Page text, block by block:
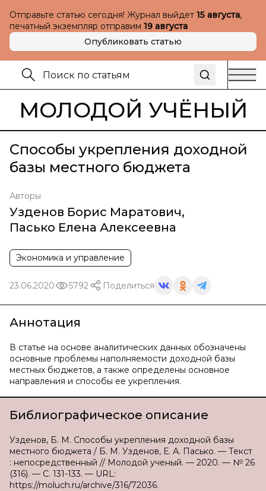
Отправьте статью сегодня! Журнал выйдет 15 августа,
печатный экземпляр отправим 19 августа
Опубликовать статью
МОЛОДОЙ УЧЁНЫЙ
Способы укрепления доходной
базы местного бюджета
Авторы
Узденов Борис Маратович,
Пасько Елена Алексеевна
Экономика и управление
23.06.2020 5792 Поделиться
Аннотация
В статье на основе аналитических данных обозначены
основные проблемы наполняемости доходной базы
местных бюджетов, а также определены основное
направления и способы ее укрепления.
Библиографическое описание
Узденов, Б. М. Способы укрепления доходной базы
местного бюджета / Б. М. Узденов, Е. А. Пасько. — Текст
: непосредственный // Молодой ученый. — 2020. — № 26
(316). — С. 131-133. — URL:
https://moluch.ru/archive/316/72036.